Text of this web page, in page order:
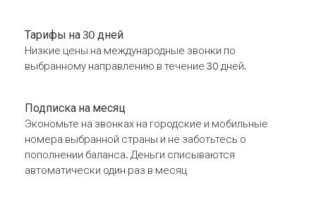
Тарифы на 30 дней
Низкие цены на международные звонки по
выбранному направлению в течение 30 дней.
Подписка на месяц
Экономьте на звонках на городские и мобильные
номера выбранной страны и не заботьтесь о
пополнении баланса. Деньги списываются
автоматически один раз в месяц